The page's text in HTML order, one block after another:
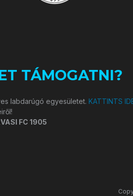
TÁMOGATNI?
labdarúgó egyesületet. KATTINTS
FC 1905